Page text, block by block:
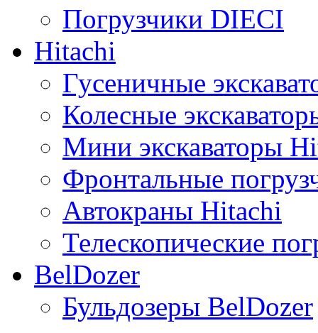
Погрузчики DIECI
Hitachi
Гусеничные
Колесные
Мини экскаваторы
Фронтальные
Автокраны Hitachi
Телескопические
BelDozer
Бульдозеры BelDozer